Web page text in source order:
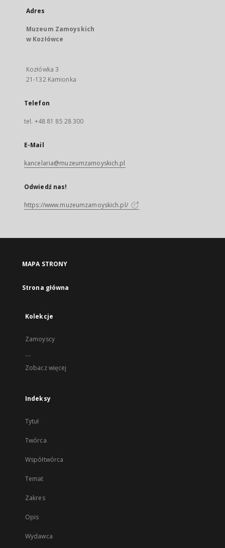
Adres
Muzeum Zamoyskich
w Kozłówce
Kozłówka 3
21-132 Kamionka
Telefon
tel. +48 81 85 28 300
E-Mail
kancelaria@muzeumzamoyskich.pl
Odwiedź nas!
https://www.muzeumzamoyskich.pl/
MAPA STRONY
Strona główna
Kolekcje
Zamoyscy
...
Zobacz więcej
Indeksy
Tytuł
Twórca
Współtwórca
Temat
Zakres
Opis
Wydawca